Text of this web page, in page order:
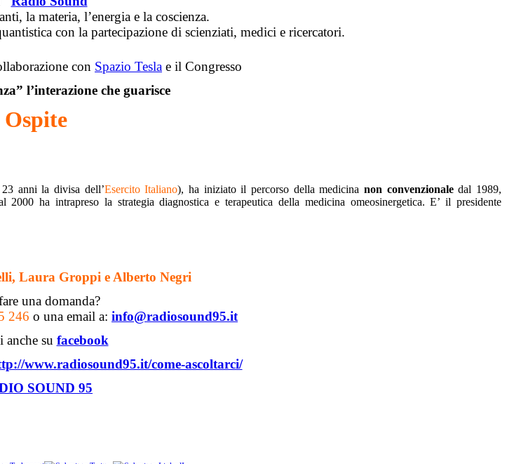
la materia, l’energia e la coscienza.
con la partecipazione di scienziati, medici e ricercatori.
con Spazio Tesla e il Congresso
l’interazione che guarisce
Ospite
anni la divisa dell’Esercito Italiano), ha iniziato il percorso della medicinanon convenzionaledal 1989,
2000 ha intrapreso la strategia diagnostica e terapeutica della medicina omeosinergetica. E’ il presidente
Laura Groppi e Alberto Negri
una domanda?
246 o una email a: info@radiosound95.it
anche su facebook
www.radiosound95.it/come-ascoltarci/
SOUND 95